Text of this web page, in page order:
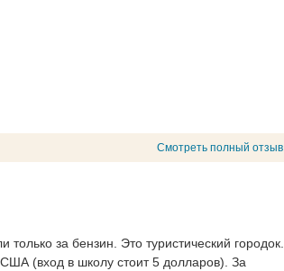
Смотреть полный отзыв
за бензин. Это туристический городок.
(вход в школу стоит 5 долларов). За